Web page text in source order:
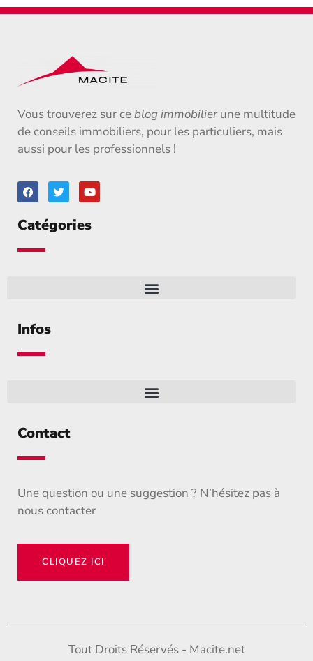
Vous trouverez sur ceblog immobilierune multitude
de conseils immobiliers, pour les particuliers, mais
aussi pour les professionnels !
Catégories
Infos
Contact
Une question ou une suggestion ? N’hésitez pas à
nous contacter
CLIQUEZ ICI
Tout Droits Réservés - Macite.net